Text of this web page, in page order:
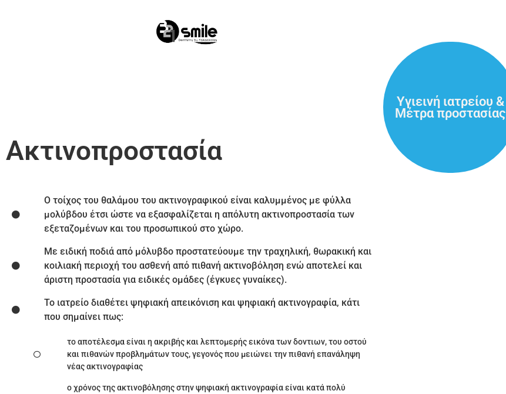
Υγιεινή ιατρείου &
Μέτρα προστασίας
Ακτινοπροστασία​
Ο τοίχος του θαλάμου του ακτινογραφικού είναι καλυμμένος με φύλλα
μολύβδου έτσι ώστε να εξασφαλίζεται η απόλυτη ακτινοπροστασία των
εξεταζομένων και του προσωπικού στο χώρο.
Με ειδική ποδιά από μόλυβδο προστατεύουμε την τραχηλική, θωρακική και
κοιλιακή περιοχή του ασθενή από πιθανή ακτινοβόληση ενώ αποτελεί και
άριστη προστασία για ειδικές ομάδες (έγκυες γυναίκες).
Το ιατρείο διαθέτει ψηφιακή απεικόνιση και ψηφιακή ακτινογραφία, κάτι
που σημαίνει πως:
το αποτέλεσμα είναι η ακριβής και λεπτομερής εικόνα των δοντιων, του οστού
και πιθανών προβλημάτων τους, γεγονός που μειώνει την πιθανή επανάληψη
νέας ακτινογραφίας
ο χρόνος της ακτινοβόλησης στην ψηφιακή ακτινογραφία είναι κατά πολύ